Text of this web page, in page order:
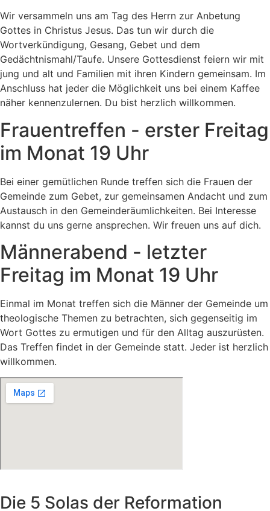
Wir versammeln uns am Tag des Herrn zur Anbetung
Gottes in Christus Jesus. Das tun wir durch die
Wortverkündigung, Gesang, Gebet und dem
Gedächtnismahl/Taufe. Unsere Gottesdienst feiern wir mit
jung und alt und Familien mit ihren Kindern gemeinsam. Im
Anschluss hat jeder die Möglichkeit uns bei einem Kaffee
näher kennenzulernen. Du bist herzlich willkommen.
Frauentreffen - erster Freitag
im Monat 19 Uhr
Bei einer gemütlichen Runde treffen sich die Frauen der
Gemeinde zum Gebet, zur gemeinsamen Andacht und zum
Austausch in den Gemeinderäumlichkeiten. Bei Interesse
kannst du uns gerne ansprechen. Wir freuen uns auf dich.
Männerabend - letzter
Freitag im Monat 19 Uhr
Einmal im Monat treffen sich die Männer der Gemeinde um
theologische Themen zu betrachten, sich gegenseitig im
Wort Gottes zu ermutigen und für den Alltag auszurüsten.
Das Treffen findet in der Gemeinde statt. Jeder ist herzlich
willkommen.
Die 5 Solas der Reformation